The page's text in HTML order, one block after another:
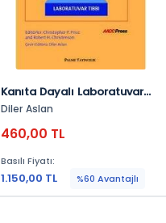
Kanıta Dayalı Laboratuvar
Tıbbı: İlkeler Uygulamalar Ve
Diler Aslan
460,00 TL
Basılı Fiyatı:
1.150,00 TL %60 Avantajlı